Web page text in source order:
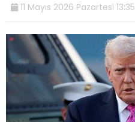
11 Mayıs 2026 Pazartesi 13:35